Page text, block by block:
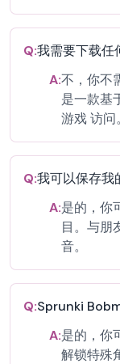
Q:我需要下载任
A:不，你不
是一款基
游戏 访问
Q:我可以保存我
A:是的，你
目。与朋
音。
Q:Sprunki
A:是的，你
解锁特殊